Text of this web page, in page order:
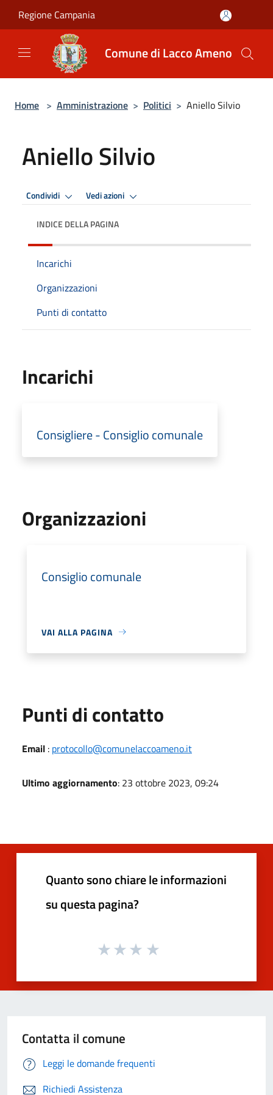
Regione Campania
Comune di Lacco Ameno
Home > Amministrazione > Politici > Aniello Silvio
Aniello Silvio
Condividi Vedi azioni
INDICE DELLA PAGINA
Incarichi
Organizzazioni
Punti di contatto
Incarichi
Consigliere - Consiglio comunale
Organizzazioni
Consiglio comunale
VAI ALLA PAGINA
Punti di contatto
Email : protocollo@comunelaccoameno.it
Ultimo aggiornamento: 23 ottobre 2023, 09:24
Quanto sono chiare le informazioni
su questa pagina?
Contatta il comune
Leggi le domande frequenti
Richiedi Assistenza